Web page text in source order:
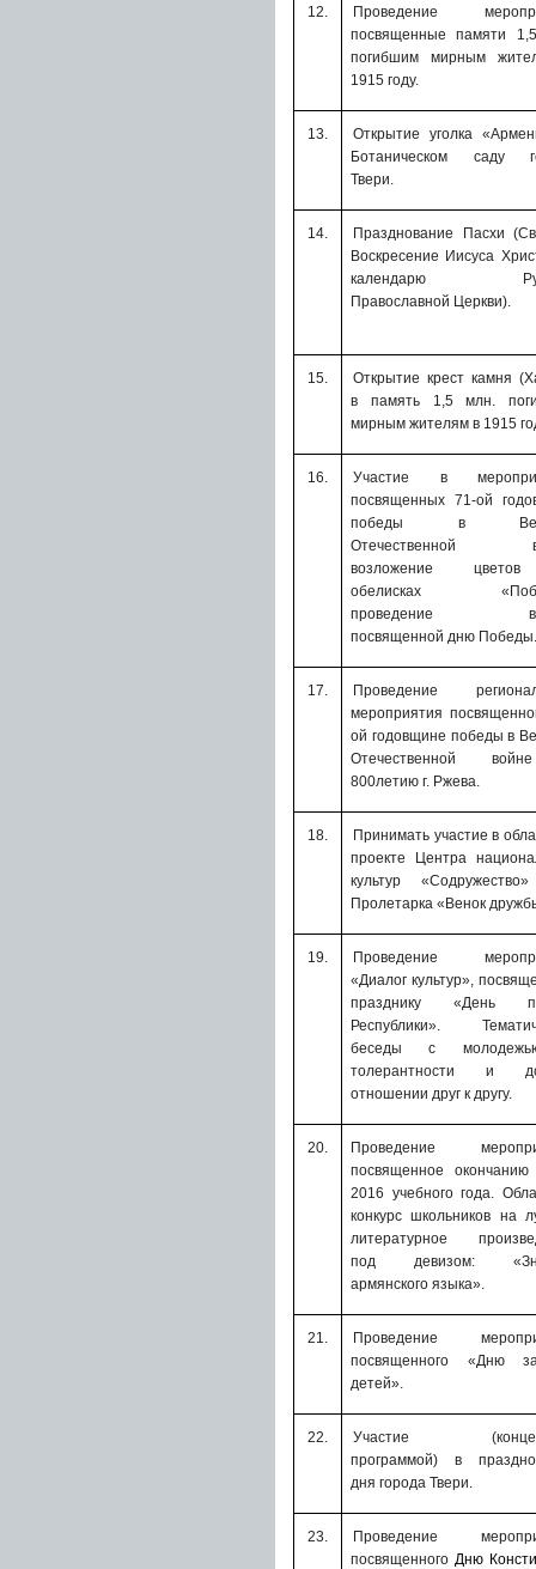
12.
Проведение
посвященные памяти
погибшим мирным
1915 году.
13.
Открытие уголка
Ботаническом саду
Твери.
14. Празднование Пасхи (
Воскресение Иисуса
календарю
Православной Церкви).
15.
Открытие крест камня
в память 1,5 млн.
мирным жителям в 1915
16.
Участие в
посвященных 71-ой
победы в
Отечественной
возложение
обелисках
проведение
посвященной дню
17.
Проведение
мероприятия
ой годовщине победы в
Отечественной
800летию г. Ржева.
18. Принимать участие в о
проекте Центра
культур
Пролетарка «Венок
19.
Проведение
«Диалог культур»,
празднику «День
Республики».
беседы с
толерантности и
отношении друг к другу.
20.
Проведение
посвященное окончанию
2016 учебного года.
конкурс школьников на
литературное
под девизом:
армянского языка».
21.
Проведение
посвященного «Дню
детей».
22.
Участие
программой) в
дня города Твери.
23.
Проведение
посвященного Дню